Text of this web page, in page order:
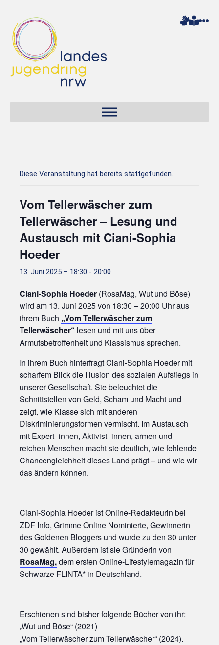
Diese Veranstaltung hat bereits stattgefunden.
Vom Tellerwäscher zum
Tellerwäscher – Lesung und
Austausch mit Ciani-Sophia
Hoeder
13. Juni 2025 – 18:30 - 20:00
Ciani-Sophia Hoeder (RosaMag, Wut und Böse)
wird am 13. Juni 2025 von 18:30 – 20:00 Uhr aus
ihrem Buch „Vom Tellerwäscher zum
Tellerwäscher“ lesen und mit uns über
Armutsbetroffenheit und Klassismus sprechen.
In ihrem Buch hinterfragt Ciani-Sophia Hoeder mit
scharfem Blick die Illusion des sozialen Aufstiegs in
unserer Gesellschaft. Sie beleuchtet die
Schnittstellen von Geld, Scham und Macht und
zeigt, wie Klasse sich mit anderen
Diskriminierungsformen vermischt. Im Austausch
mit Expert_innen, Aktivist_innen, armen und
reichen Menschen macht sie deutlich, wie fehlende
Chancengleichheit dieses Land prägt – und wie wir
das ändern können.
Ciani-Sophia Hoeder ist Online-Redakteurin bei
ZDF Info, Grimme Online Nominierte, Gewinnerin
des Goldenen Bloggers und wurde zu den 30 unter
30 gewählt. Außerdem ist sie Gründerin von
RosaMag,dem ersten Online-Lifestylemagazin für
Schwarze FLINTA* in Deutschland.
Erschienen sind bisher folgende Bücher von ihr:
„Wut und Böse“ (2021)
„Vom Tellerwäscher zum Tellerwäscher“ (2024).